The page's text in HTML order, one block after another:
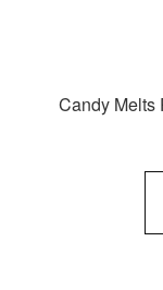
Candy Melts